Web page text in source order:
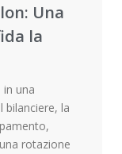
Una
la
una
bilanciere, la
rotazione